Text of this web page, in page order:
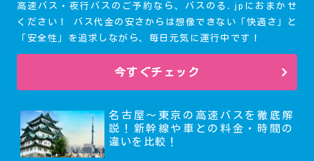
高速バス・夜行バスのご予約なら、バスのる.jpにおまかせ
ください！ バス代金の安さからは想像できない「快適さ」と
「安全性」を追求しながら、毎日元気に運行中です！
今すぐチェック
名古屋～東京の高速バスを徹底解
説！新幹線や車との料金・時間の
違いを比較！